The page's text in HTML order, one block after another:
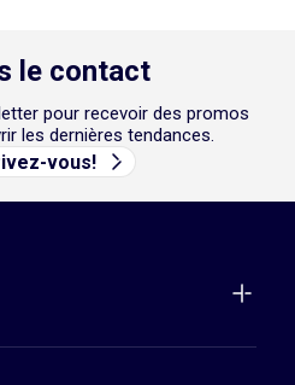
le contact
pour recevoir des promos
les dernières tendances.
vous!